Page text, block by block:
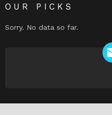
OUR PICKS
Sorry. No data so far.